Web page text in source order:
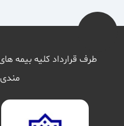
طرف قرارداد کلیه بیمه